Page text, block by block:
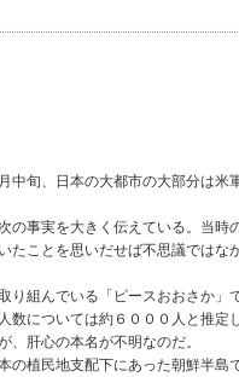
旬、日本の大都市の大部分は
事実を大きく伝えている。当
たことを思いだせば不思議では
組んでいる「ピースおおさか
については約６０００人と推
、肝心の本名が不明なのだ。
植民地支配下にあった朝鮮半